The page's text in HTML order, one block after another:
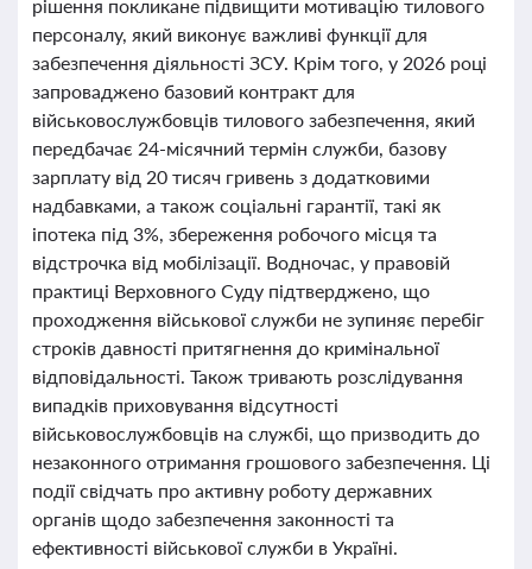
рішення покликане підвищити мотивацію тилового
персоналу, який виконує важливі функції для
забезпечення діяльності ЗСУ. Крім того, у 2026 році
запроваджено базовий контракт для
військовослужбовців тилового забезпечення, який
передбачає 24-місячний термін служби, базову
зарплату від 20 тисяч гривень з додатковими
надбавками, а також соціальні гарантії, такі як
іпотека під 3%, збереження робочого місця та
відстрочка від мобілізації. Водночас, у правовій
практиці Верховного Суду підтверджено, що
проходження військової служби не зупиняє перебіг
строків давності притягнення до кримінальної
відповідальності. Також тривають розслідування
випадків приховування відсутності
військовослужбовців на службі, що призводить до
незаконного отримання грошового забезпечення. Ці
події свідчать про активну роботу державних
органів щодо забезпечення законності та
ефективності військової служби в Україні.